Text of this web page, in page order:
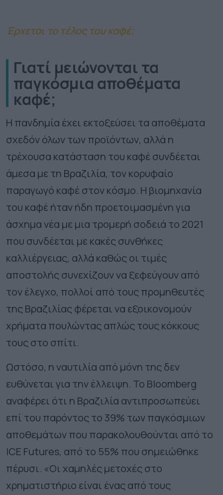
Έρχεται το τέλος του καφέ;
Γιατί μειώνονται τα
παγκόσμια αποθέματα
καφέ;
Η πανδημία έχει εκτοξεύσει τα αποθέματα
σχεδόν όλων των προϊόντων, αλλά η
τρέχουσα κατάσταση του καφέ συνδέεται
άμεσα με τη Βραζιλία, τον κορυφαίο
παραγωγό καφέ στον κόσμο. Η βιομηχανία
του καφέ ήταν ήδη προετοιμασμένη για
άσχημα νέα με μια τρομερή σοδειά το 2021
που συνδέεται με κακές συνθήκες
καλλιέργειας, αλλά καθώς οι τιμές
αποστολής συνεχίζουν να ξεφεύγουν από
τον έλεγχο, πολλοί από τους προμηθευτές
της Βραζιλίας φέρεται να εξοικονομούν
χρήματα πουλώντας απλώς τους κόκκους
τους στο σπίτι.
Ωστόσο, η ναυτιλία από μόνη της δεν
ευθύνεται για την έλλειψη. Το Bloomberg
αναφέρει ότι η Βραζιλία αντιπροσωπεύει
επί του παρόντος το 39% των παγκόσμιων
αποθεμάτων που παρακολουθούνται από το
ICE Futures, από το 55% που σημειώθηκε
πέρυσι. «Οι χαμηλές μετοχές στο
χρηματιστήριο είναι ένας από τους